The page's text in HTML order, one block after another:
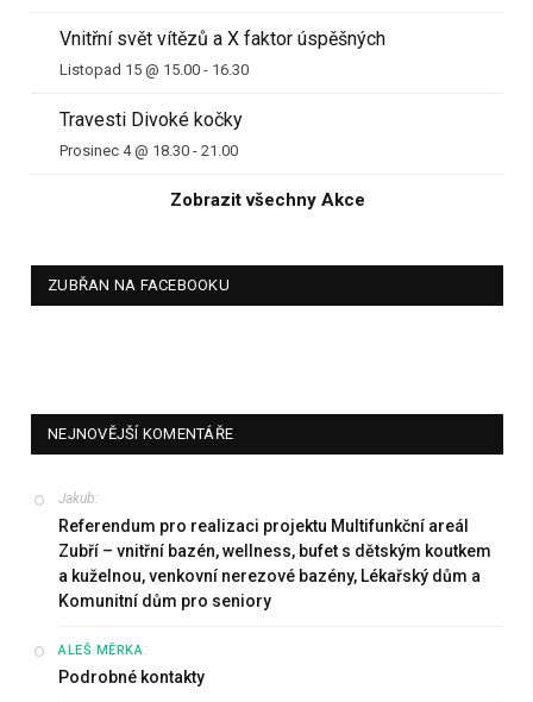
Vnitřní svět vítězů a X faktor úspěšných
Listopad 15 @ 15.00 - 16.30
Travesti Divoké kočky
Prosinec 4 @ 18.30 - 21.00
Zobrazit všechny Akce
ZUBŘAN NA FACEBOOKU
NEJNOVĚJŠÍ KOMENTÁŘE
Jakub:
Referendum pro realizaci projektu Multifunkční areál
Zubří – vnitřní bazén, wellness, bufet s dětským koutkem
a kuželnou, venkovní nerezové bazény, Lékařský dům a
Komunitní dům pro seniory
ALEŠ MĚRKA:
Podrobné kontakty